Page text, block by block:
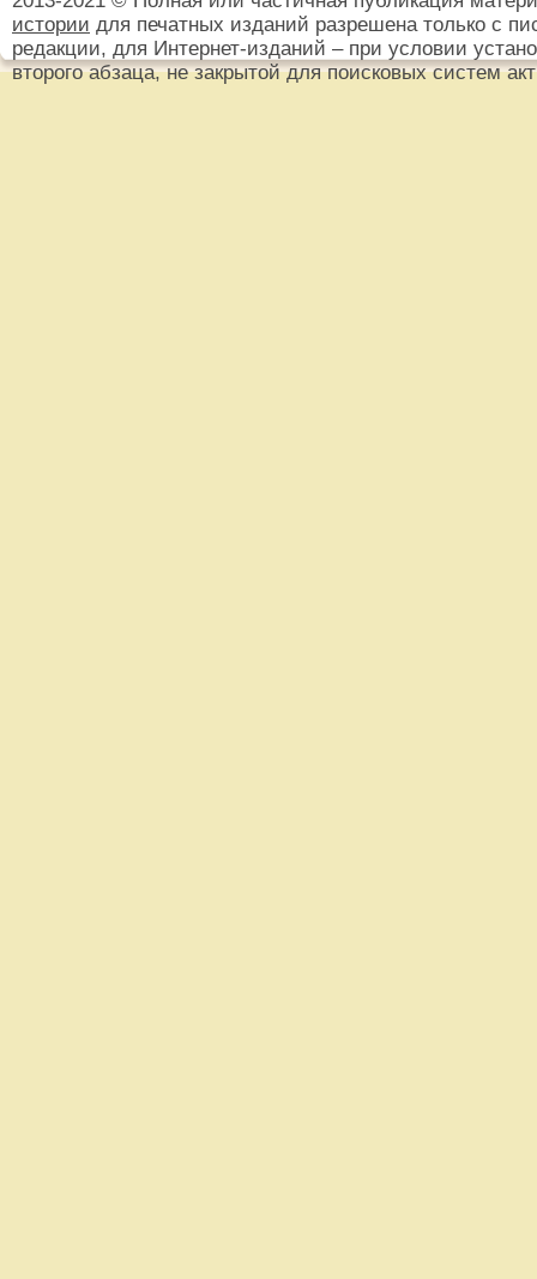
истории для печатных изданий разрешена только с
редакции, для Интернет-изданий – при условии
второго абзаца, не закрытой для поисковых систем